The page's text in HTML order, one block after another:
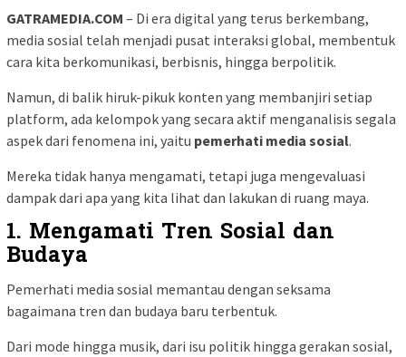
GATRAMEDIA.COM – Di era digital yang terus berkembang,
media sosial telah menjadi pusat interaksi global, membentuk
cara kita berkomunikasi, berbisnis, hingga berpolitik.
Namun, di balik hiruk-pikuk konten yang membanjiri setiap
platform, ada kelompok yang secara aktif menganalisis segala
aspek dari fenomena ini, yaitu pemerhati media sosial.
Mereka tidak hanya mengamati, tetapi juga mengevaluasi
dampak dari apa yang kita lihat dan lakukan di ruang maya.
1. Mengamati Tren Sosial dan
Budaya
Pemerhati media sosial memantau dengan seksama
bagaimana tren dan budaya baru terbentuk.
Dari mode hingga musik, dari isu politik hingga gerakan sosial,